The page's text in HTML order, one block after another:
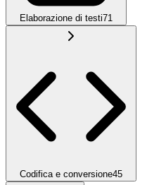
Elaborazione di testi71
Codifica e conversione45